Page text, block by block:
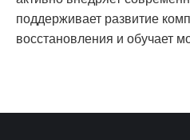
поддерживает развитие
восстановления и обучает